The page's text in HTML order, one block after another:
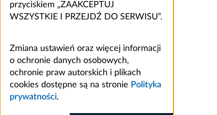
przyciskiem „ZAAKCEPTUJ
WSZYSTKIE I PRZEJDŹ DO SERWISU”.
Zmiana ustawień oraz więcej informacji
o ochronie danych osobowych,
ochronie praw autorskich i plikach
cookies dostępne są na stronie Polityka
prywatności.